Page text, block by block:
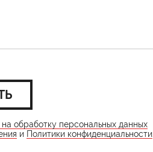
обработку персональных данных
и Политики конфиденциальности